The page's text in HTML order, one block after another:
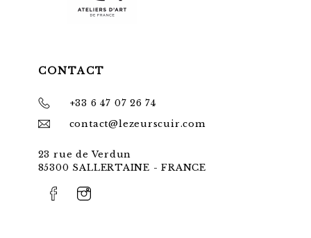
CONTACT
+33 6 47 07 26 74
contact@lezeurscuir.com
23 rue de Verdun
85300 SALLERTAINE - FRANCE